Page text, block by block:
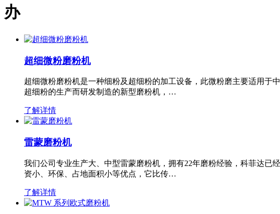
办
超细微粉磨粉机
超细微粉磨粉机是一种细粉及超细粉的加工设备，此微粉磨主要适用于
超细粉的生产而研发制造的新型磨粉机，…
了解详情
雷蒙磨粉机
我们公司专业生产大、中型雷蒙磨粉机，拥有22年磨粉经验，科菲达
资小、环保、占地面积小等优点，它比传…
了解详情